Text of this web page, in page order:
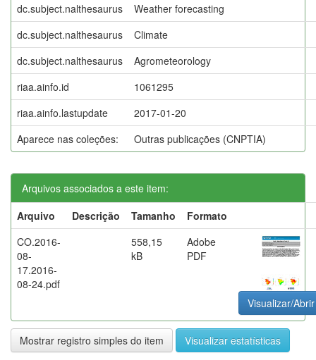
dc.subject.nalthesaurus
Weather forecasting
dc.subject.nalthesaurus
Climate
dc.subject.nalthesaurus
Agrometeorology
riaa.ainfo.id
1061295
riaa.ainfo.lastupdate
2017-01-20
Aparece nas coleções:
Outras publicações (CNPTIA)
Arquivos associados a este item:
Arquivo
Descrição Tamanho
Formato
CO.2016-
08-
17.2016-
08-24.pdf
558,15
kB
Adobe
PDF
Visualizar/Abrir
Mostrar registro simples do item Visualizar estatísticas